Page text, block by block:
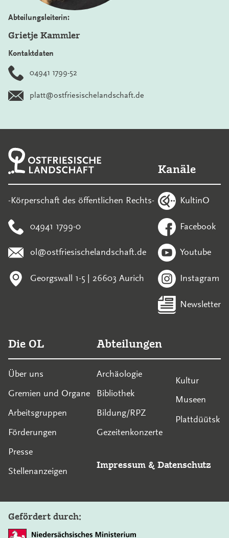
Abteilungsleiterin:
Grietje Kammler
Kontaktdaten
04941 1799-52
platt@ostfriesischelandschaft.de
-Körperschaft des öffentlichen Rechts-
04941 1799-0
ol@ostfriesischelandschaft.de
Georgswall 1-5 | 26603 Aurich
Kanäle
KultinO
Facebook
Youtube
Instagram
Newsletter
Die OL
Über uns
Gremien und Organe
Arbeitsgruppen
Förderungen
Presse
Stellenanzeigen
Abteilungen
Archäologie
Bibliothek
Bildung/RPZ
Gezeitenkonzerte
Kultur
Museen
Plattdüütsk
Impressum & Datenschutz
Gefördert durch: